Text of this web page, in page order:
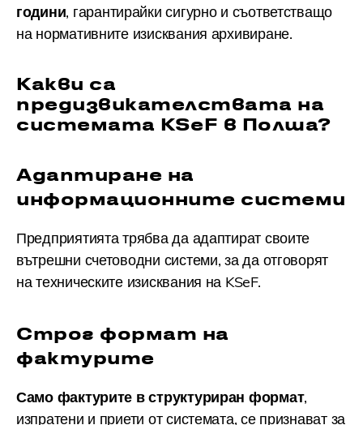
години, гарантирайки сигурно и съответстващо
на нормативните изисквания архивиране.
Какви са
предизвикателствата на
системата KSeF в Полша?
Адаптиране на
информационните системи
Предприятията трябва да адаптират своите
вътрешни счетоводни системи, за да отговорят
на техническите изисквания на KSeF.
Строг формат на
фактурите
Само фактурите в структуриран формат,
изпратени и приети от системата, се признават за